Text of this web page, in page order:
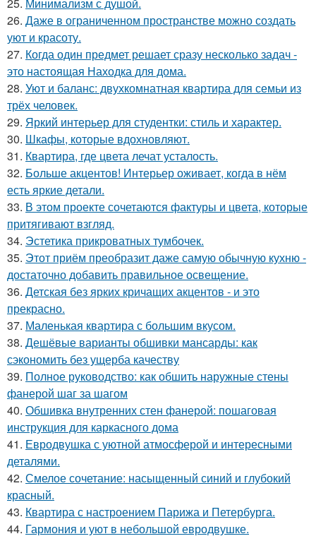
26. Даже в ограниченном пространстве можно создать
уют и красоту.
27. Когда один предмет решает сразу несколько задач -
это настоящая Находка для дома.
28. Уют и баланс: двухкомнатная квартира для семьи из
трёх человек.
29. Яркий интерьер для студентки: стиль и характер.
30. Шкафы, которые вдохновляют.
31. Квартира, где цвета лечат усталость.
32. Больше акцентов! Интерьер оживает, когда в нём
есть яркие детали.
33. В этом проекте сочетаются фактуры и цвета, которые
притягивают взгляд.
34. Эстетика прикроватных тумбочек.
35. Этот приём преобразит даже самую обычную кухню -
достаточно добавить правильное освещение.
36. Детская без ярких кричащих акцентов - и это
прекрасно.
37. Маленькая квартира с большим вкусом.
38. Дешёвые варианты обшивки мансарды: как
сэкономить без ущерба качеству
39. Полное руководство: как обшить наружные стены
фанерой шаг за шагом
40. Обшивка внутренних стен фанерой: пошаговая
инструкция для каркасного дома
41. Евродвушка с уютной атмосферой и интересными
деталями.
42. Смелое сочетание: насыщенный синий и глубокий
красный.
43. Квартира с настроением Парижа и Петербурга.
44. Гармония и уют в небольшой евродвушке.